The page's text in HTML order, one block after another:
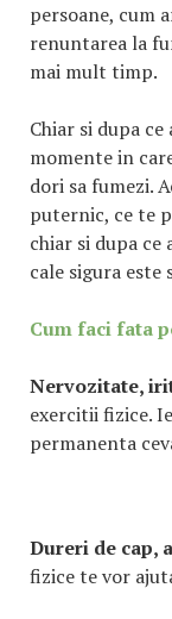
persoane, cum
renuntarea la
mai mult timp.
Chiar si dupa
momente in
dori sa fumezi.
puternic, ce te
chiar si dupa
cale sigura
Cum faci fata
Nervozitate,
exercitii fizice.
permanenta
Dureri de cap,
fizice te vor